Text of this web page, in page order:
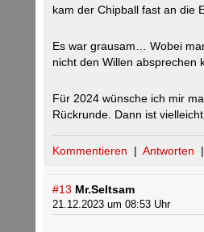
kam der Chipball fast an die
Es war grausam… Wobei
nicht den Willen absprechen
Für 2024 wünsche ich mir
Rückrunde. Dann ist
Kommentieren | Antworten |
#13 Mr.Seltsam
21.12.2023 um 08:53 Uhr